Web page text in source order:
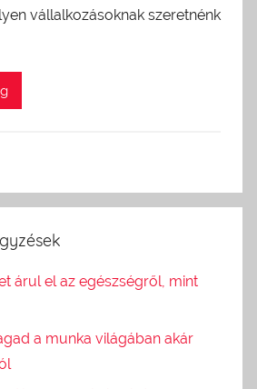
vállalkozásoknak szeretnénk
árul el az egészségről, mint
a munka világában akár